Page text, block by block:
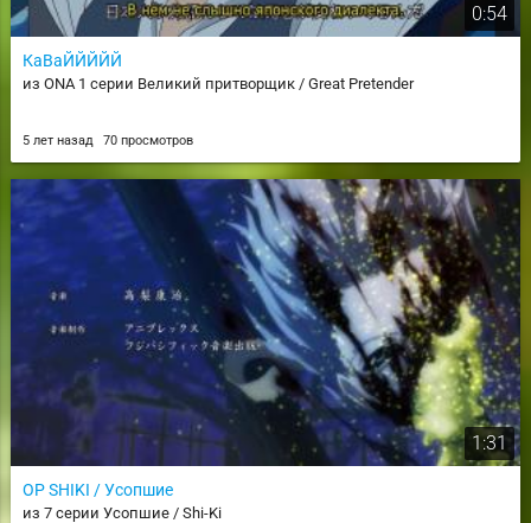
0:54
КаВаЙЙЙЙЙ
из ONA 1 серии Великий притворщик / Great Pretender
5 лет назад 70 просмотров
1:31
OP SHIKI / Усопшие
из 7 серии Усопшие / Shi-Ki